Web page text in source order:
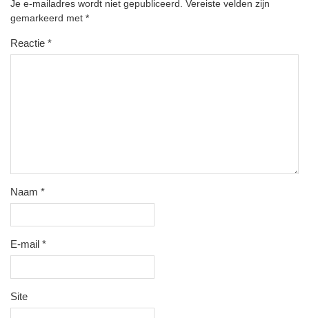
Je e-mailadres wordt niet gepubliceerd. Vereiste velden zijn
gemarkeerd met *
Reactie *
Naam *
E-mail *
Site